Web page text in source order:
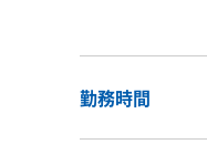
勤務時間